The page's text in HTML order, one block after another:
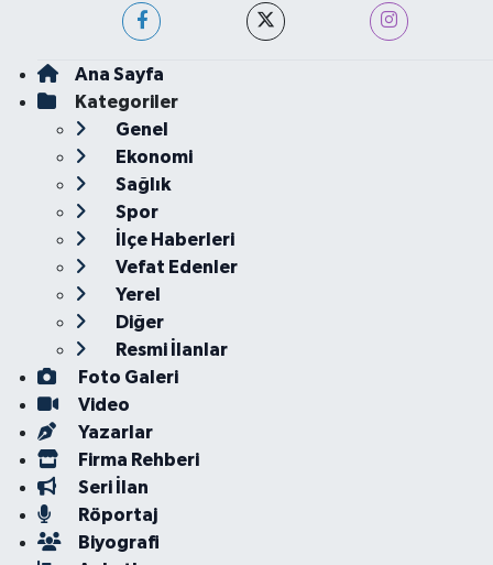
Ana Sayfa
Kategoriler
Genel
Ekonomi
Sağlık
Spor
İlçe Haberleri
Vefat Edenler
Yerel
Diğer
Resmi İlanlar
Foto Galeri
Video
Yazarlar
Firma Rehberi
Seri İlan
Röportaj
Biyografi